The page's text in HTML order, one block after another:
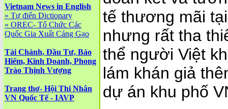
Vietnam News in English
» Tự điển Dictionary
» OREC- Tố Chức Các
Quốc Gia Xuất Cảng Gạo
Tài Chánh, Đầu Tư, Bảo
Hiểm, Kinh Doanh, Phong
Trào Thịnh Vượng
Trang thơ- Hội Thi Nhân
VN Quốc Tế - IAVP
tế thương mãi
nhưng rất tha
thể người Việt
lám khán giả
dự án khu phố